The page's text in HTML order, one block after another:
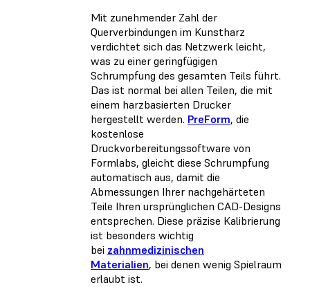
Mit zunehmender Zahl der
Querverbindungen im Kunstharz
verdichtet sich das Netzwerk leicht,
was zu einer geringfügigen
Schrumpfung des gesamten Teils führt.
Das ist normal bei allen Teilen, die mit
einem harzbasierten Drucker
hergestellt werden. PreForm, die
kostenlose
Druckvorbereitungssoftware von
Formlabs, gleicht diese Schrumpfung
automatisch aus, damit die
Abmessungen Ihrer nachgehärteten
Teile Ihren ursprünglichen CAD-Designs
entsprechen. Diese präzise Kalibrierung
ist besonders wichtig
bei zahnmedizinischen
Materialien, bei denen wenig Spielraum
erlaubt ist.